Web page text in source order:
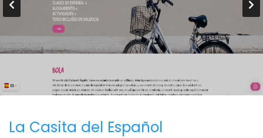
La Casita del Español